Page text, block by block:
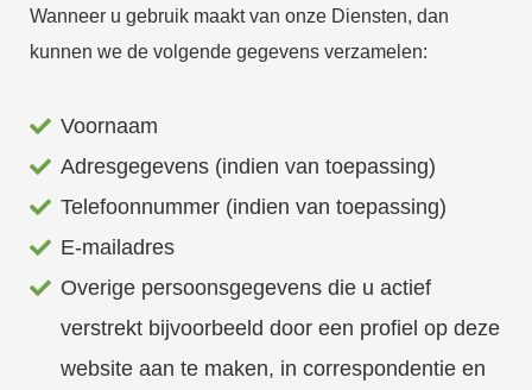
Wanneer u gebruik maakt van onze Diensten, dan
kunnen we de volgende gegevens verzamelen:
Voornaam
Adresgegevens (indien van toepassing)
Telefoonnummer (indien van toepassing)
E-mailadres
Overige persoonsgegevens die u actief
verstrekt bijvoorbeeld door een profiel op deze
website aan te maken, in correspondentie en